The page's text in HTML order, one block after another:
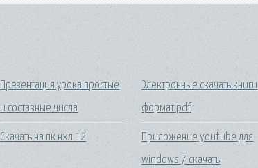
Презентация урока простые
и составные числа
Скачать на пк нхл 12
Электронные скачать книги
формат pdf
Приложение youtube для
windows 7 скачать